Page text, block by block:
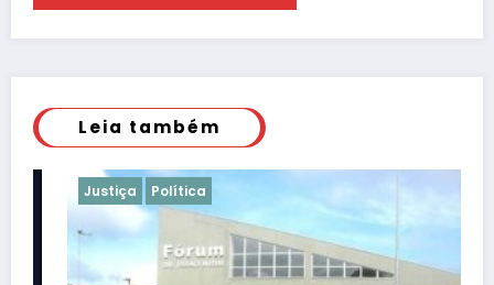
Leia também
Justiça Política